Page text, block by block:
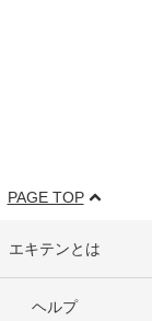
PAGE TOP
エキテンとは
ヘルプ